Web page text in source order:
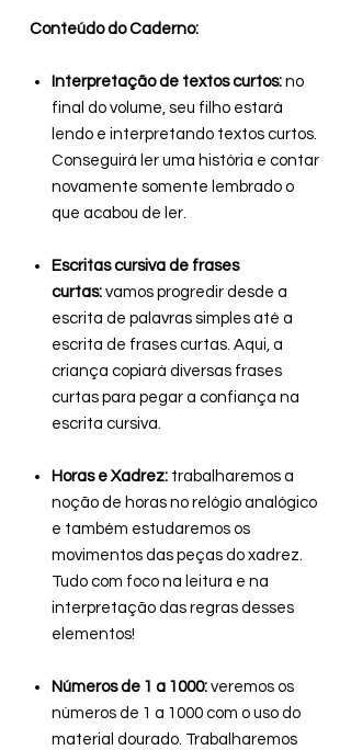
Conteúdo do Caderno:
Interpretação de textos curtos: no
final do volume, seu filho estará
lendo e interpretando textos curtos.
Conseguirá ler uma história e contar
novamente somente lembrado o
que acabou de ler.
Escritas cursiva de frases
curtas: vamos progredir desde a
escrita de palavras simples até a
escrita de frases curtas. Aqui, a
criança copiará diversas frases
curtas para pegar a confiança na
escrita cursiva.
Horas e Xadrez: trabalharemos a
noção de horas no relógio analógico
e também estudaremos os
movimentos das peças do xadrez.
Tudo com foco na leitura e na
interpretação das regras desses
elementos!
Números de 1 a 1000: veremos os
números de 1 a 1000 com o uso do
material dourado. Trabalharemos